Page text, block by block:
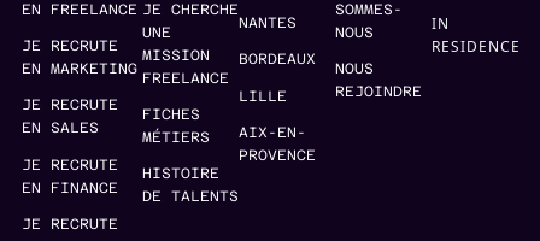
EN FREELANCE
JE RECRUTE
EN MARKETING
JE RECRUTE
EN SALES
JE RECRUTE
EN FINANCE
JE RECRUTE
JE CHERCHE
UNE
MISSION
FREELANCE
FICHES
MÉTIERS
HISTOIRE
DE TALENTS
NANTES
BORDEAUX
LILLE
AIX-EN-
PROVENCE
SOMMES-
NOUS
NOUS
REJOINDRE
IN
RESIDENCE